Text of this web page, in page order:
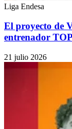
Liga Endesa
El proyecto de
entrenador
21 julio 2026